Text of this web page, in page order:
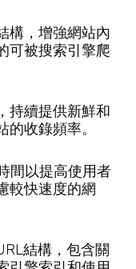
構，增強網站內
可被搜索引擎爬
持續提供新鮮和
收錄頻率。
間以提高使用者
較快速度的網
結構，包含關